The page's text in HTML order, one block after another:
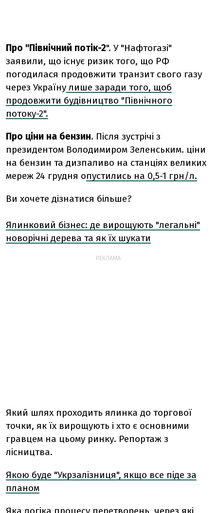
Про "Північний потік-2". У "Нафтогазі"
заявили, що існує ризик того, що РФ
погодилася продовжити транзит свого газу
через Україну лише заради того, щоб
продовжити будівництво "Північного
потоку-2".
Про ціни на бензин. Після зустрічі з
президентом Володимиром Зеленським. ціни
на бензин та дизпаливо на станціях великих
мереж 24 грудня опустились на 0,5-1 грн/л.
Ви хочете дізнатися більше?
Ялинковий бізнес: де вирощують "легальні"
новорічні дерева та як їх шукати
РЕКЛАМА:
Який шлях проходить ялинка до торгової
точки, як їх вирощують і хто є основними
гравцем на цьому ринку. Репортаж з
лісництва.
Якою буде "Укрзалізниця", якщо все піде за
планом
Яка логіка процесу перетворень, через які